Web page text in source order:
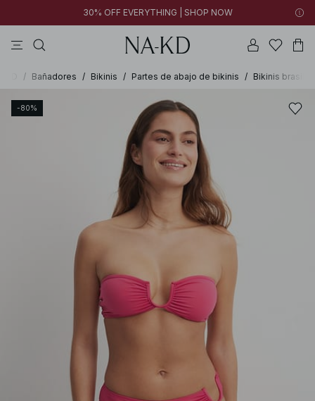
30% OFF EVERYTHING | SHOP NOW
/ Bañadores / Bikinis / Partes de abajo de bikinis / Bikinis
-80%